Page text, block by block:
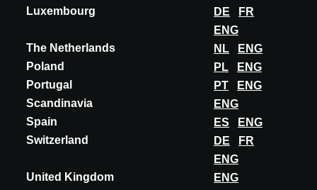
Luxembourg
DE
FR
ENG
The Netherlands
NL
ENG
Poland
PL
ENG
Portugal
PT
ENG
Scandinavia
ENG
Spain
ES
ENG
Switzerland
DE
FR
ENG
United Kingdom
ENG
HYBRIMATIC FINO hybrid urinal
The HYBRIMATIC FINO hybrid urinal has a unique detection
system with automatic flushing. The integrated hybrid detection
system is concealed. Rinsing takes...
ODKRYJ WIĘCEJ
Więcej innowacji od DELABIE